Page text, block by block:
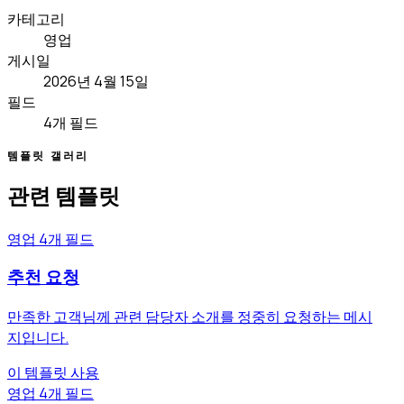
카테고리
영업
게시일
2026년 4월 15일
필드
4개 필드
템플릿 갤러리
관련 템플릿
영업 4개 필드
추천 요청
만족한 고객님께 관련 담당자 소개를 정중히 요청하는 메시
지입니다.
이 템플릿 사용
영업 4개 필드